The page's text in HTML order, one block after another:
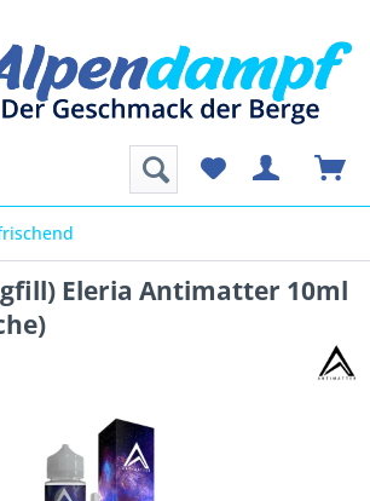
Eleria Antimatter 10ml